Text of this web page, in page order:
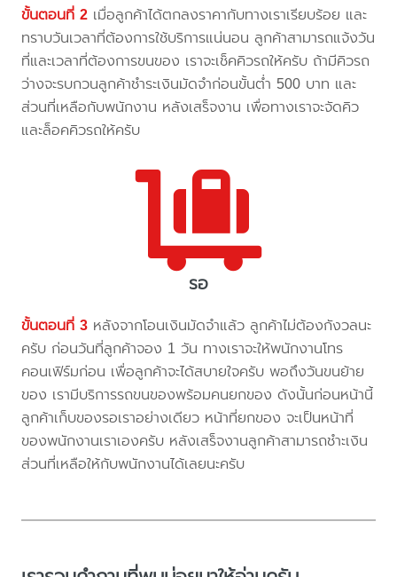
ขั้นตอนที่ 2 เมื่อลูกค้าได้ตกลงราคากับทางเราเรียบร้อย และ
ทราบวันเวลาที่ต้องการใช้บริการแน่นอน ลูกค้าสามารถแจ้งวัน
ที่และเวลาที่ต้องการขนของ เราจะเช็คคิวรถให้ครับ ถ้ามีคิวรถ
ว่างจะรบกวนลูกค้าชำระเงินมัดจำก่อนขั้นต่ำ 500 บาท และ
ส่วนที่เหลือกับพนักงาน หลังเสร็จงาน เพื่อทางเราจะจัดคิว
และล็อคคิวรถให้ครับ
รอ
ขั้นตอนที่ 3 หลังจากโอนเงินมัดจำแล้ว ลูกค้าไม่ต้องกังวลนะ
ครับ ก่อนวันที่ลูกค้าจอง 1 วัน ทางเราจะให้พนักงานโทร
คอนเฟิร์มก่อน เพื่อลูกค้าจะได้สบายใจครับ พอถึงวันขนย้าย
ของ เรามีบริการรถขนของพร้อมคนยกของ ดังนั้นก่อนหน้านี้
ลูกค้าเก็บของรอเราอย่างเดียว หน้าที่ยกของ จะเป็นหน้าที่
ของพนักงานเราเองครับ หลังเสร็จงานลูกค้าสามารถชำะเงิน
ส่วนที่เหลือให้กับพนักงานได้เลยนะครับ